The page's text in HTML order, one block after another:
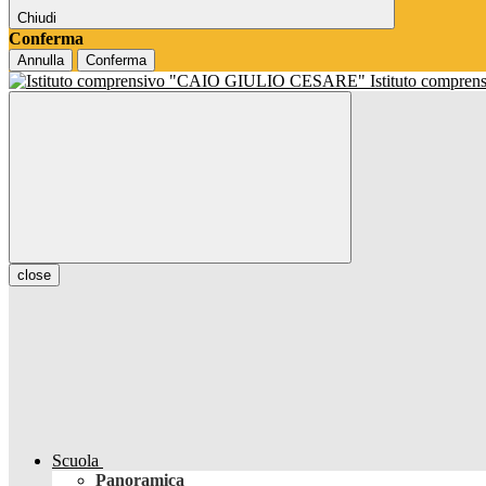
Chiudi
Conferma
Annulla Conferma
Istituto
close
Scuola
Panoramica